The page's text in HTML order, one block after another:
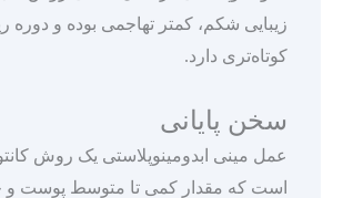
زیبایی شکم، کمتر تهاجمی بوده و دوره
کوتاه‌تری دارد.
سخن پایانی
عمل مینی ابدومینوپلاستی یک روش
است که مقدار کمی تا متوسط پوست و